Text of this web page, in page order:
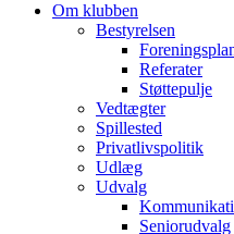
Om klubben
Bestyrelsen
Referater
Støttepulje
Vedtægter
Spillested
Privatlivspolitik
Udlæg
Udvalg
Seniorudvalg